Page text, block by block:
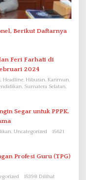
Berikut Daftarnya
Feri Farhati di
2024
Headline, Hiburan, Karimun,
Sumatera Selatan,
Segar untuk PPPK.
Uncategorized
15621
Profesi Guru (TPG)
15398 Dilihat